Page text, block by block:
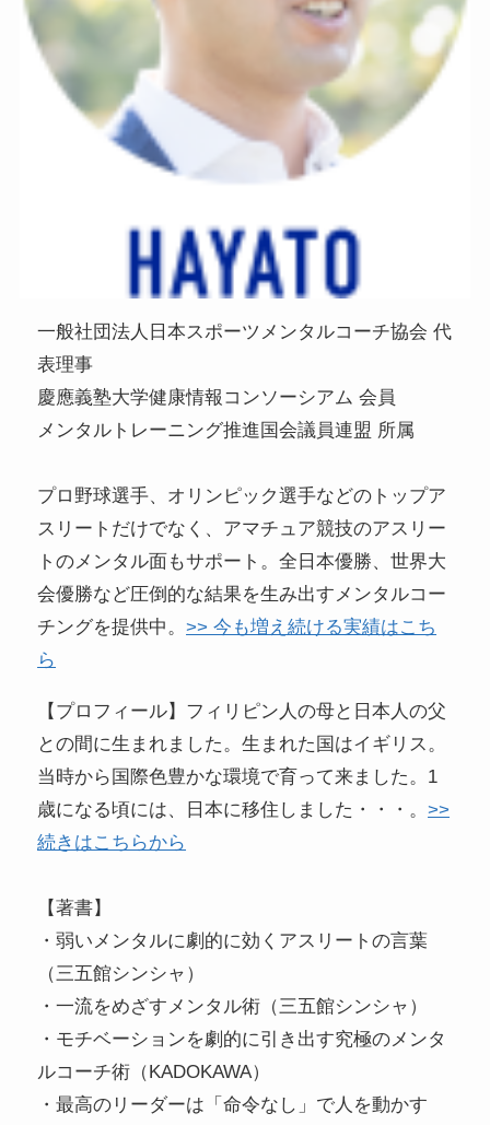
一般社団法人日本スポーツメンタルコーチ協会 代
表理事
慶應義塾大学健康情報コンソーシアム 会員
メンタルトレーニング推進国会議員連盟 所属
プロ野球選手、オリンピック選手などのトップア
スリートだけでなく、アマチュア競技のアスリー
トのメンタル面もサポート。全日本優勝、世界大
会優勝など圧倒的な結果を生み出すメンタルコー
チングを提供中。>> 今も増え続ける実績はこち
ら
【プロフィール】フィリピン人の母と日本人の父
との間に生まれました。生まれた国はイギリス。
当時から国際色豊かな環境で育って来ました。1
歳になる頃には、日本に移住しました・・・。>>
続きはこちらから
【著書】
・弱いメンタルに劇的に効くアスリートの言葉
（三五館シンシャ）
・一流をめざすメンタル術（三五館シンシャ）
・モチベーションを劇的に引き出す究極のメンタ
ルコーチ術（KADOKAWA）
・最高のリーダーは「命令なし」で人を動かす